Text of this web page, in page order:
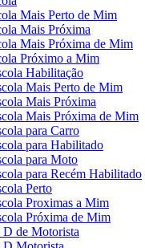
Mais Perto de Mim
Mais Próxima
Mais Próxima de Mim
Próximo a Mim
Habilitação
Mais Perto de Mim
Mais Próxima
Mais Próxima de Mim
para Carro
para Habilitado
para Moto
para Recém Habilitado
Perto
Proximas a Mim
Próxima de Mim
D de Motorista